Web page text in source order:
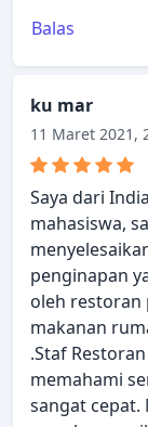
Balas
ku mar
11 Maret 2021,
Saya dari
mahasiswa,
penginapan
oleh restoran
makanan
.Staf
memahami
sangat cepat.